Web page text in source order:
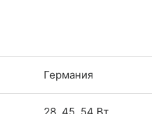
Германия